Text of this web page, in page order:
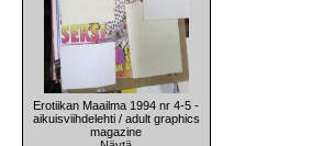
Erotiikan Maailma 1994 nr 4-5 -
aikuisviihdelehti / adult graphics
magazine